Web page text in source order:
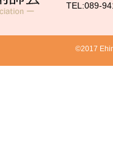
TEL:089-
©2017